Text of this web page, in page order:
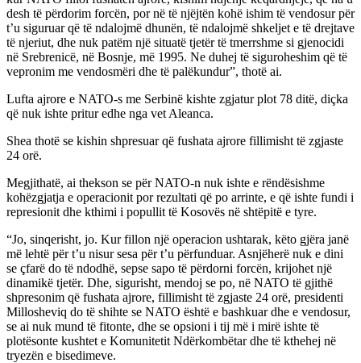
desh të përdorim forcën, por në të njëjtën kohë ishim të vendosur për
t’u siguruar që të ndalojmë dhunën, të ndalojmë shkeljet e të drejtave
të njeriut, dhe nuk patëm një situatë tjetër të tmerrshme si gjenocidi
në Srebrenicë, në Bosnje, më 1995. Ne duhej të siguroheshim që të
vepronim me vendosmëri dhe të palëkundur”, thotë ai.
Lufta ajrore e NATO-s me Serbinë kishte zgjatur plot 78 ditë, diçka
që nuk ishte pritur edhe nga vet Aleanca.
Shea thotë se kishin shpresuar që fushata ajrore fillimisht të zgjaste
24 orë.
Megjithatë, ai thekson se për NATO-n nuk ishte e rëndësishme
kohëzgjatja e operacionit por rezultati që po arrinte, e që ishte fundi i
represionit dhe kthimi i popullit të Kosovës në shtëpitë e tyre.
“Jo, sinqerisht, jo. Kur fillon një operacion ushtarak, këto gjëra janë
më lehtë për t’u nisur sesa për t’u përfunduar. Asnjëherë nuk e dini
se çfarë do të ndodhë, sepse sapo të përdorni forcën, krijohet një
dinamikë tjetër. Dhe, sigurisht, mendoj se po, në NATO të gjithë
shpresonim që fushata ajrore, fillimisht të zgjaste 24 orë, presidenti
Millosheviq do të shihte se NATO është e bashkuar dhe e vendosur,
se ai nuk mund të fitonte, dhe se opsioni i tij më i mirë ishte të
plotësonte kushtet e Komunitetit Ndërkombëtar dhe të kthehej në
tryezën e bisedimeve.